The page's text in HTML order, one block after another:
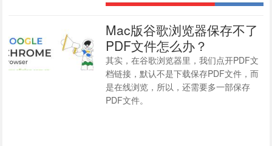
Mac版谷歌浏览器保存不了
PDF文件怎么办？
其实，在谷歌浏览器里，我们点开PDF文
档链接，默认不是下载保存PDF文件，而
是在线浏览，所以，还需要多一部保存
PDF文件。